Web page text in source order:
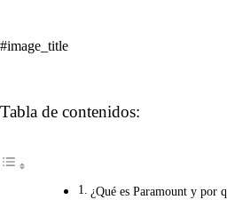
#image_title
Tabla de contenidos:
¿Qué es Paramount y por